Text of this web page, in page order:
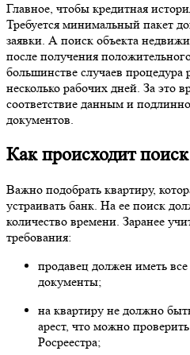
Главное, чтобы кредитная
Требуется минимальный пакет
заявки. А поиск объекта
после получения
большинстве случаев процедура
несколько рабочих дней. За это
соответствие данным и
документов.
Как происходит
Важно подобрать квартиру,
устраивать банк. На ее поиск
количество времени. Заранее
требования:
продавец должен иметь
документы;
на квартиру не должно
арест, что можно
Росреестра;